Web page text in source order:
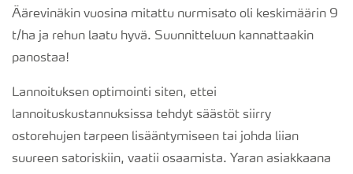
Äärevinäkin vuosina mitattu nurmisato oli keskimäärin 9
t/ha ja rehun laatu hyvä. Suunnitteluun kannattaakin
panostaa!
Lannoituksen optimointi siten, ettei
lannoituskustannuksissa tehdyt säästöt siirry
ostorehujen tarpeen lisääntymiseen tai johda liian
suureen satoriskiin, vaatii osaamista. Yaran asiakkaana